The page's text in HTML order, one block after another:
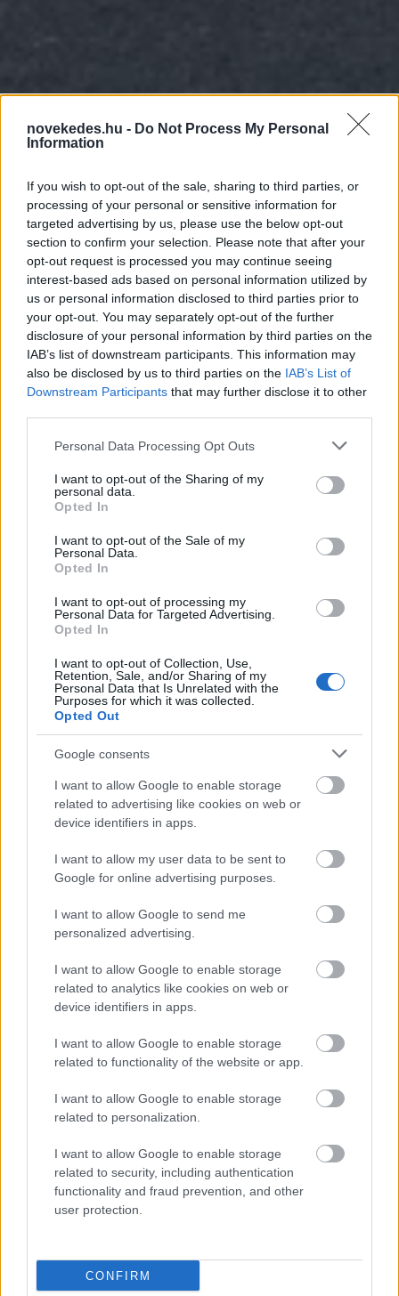
novekedes.hu - Do Not Process My Personal
Information
If you wish to opt-out of the sale, sharing to third parties, or
processing of your personal or sensitive information for
targeted advertising by us, please use the below opt-out
section to confirm your selection. Please note that after your
opt-out request is processed you may continue seeing
interest-based ads based on personal information utilized by
us or personal information disclosed to third parties prior to
your opt-out. You may separately opt-out of the further
disclosure of your personal information by third parties on the
IAB’s list of downstream participants. This information may
also be disclosed by us to third parties on the IAB’s List of
Downstream Participants that may further disclose it to other
Please note that this website/app uses one or more Google
not limited to your visit or usage behaviour. You may click to
grant or deny consent to Google and its third-party tags to
use your data for below specified purposes in below Google
consent section.
Personal Data Processing Opt Outs
I want to opt-out of the Sharing of my
personal data.
Opted In
I want to opt-out of the Sale of my
Personal Data.
Opted In
I want to opt-out of processing my
Personal Data for Targeted Advertising.
Opted In
I want to opt-out of Collection, Use,
Retention, Sale, and/or Sharing of my
Personal Data that Is Unrelated with the
Purposes for which it was collected.
Opted Out
Google consents
I want to allow Google to enable storage
related to advertising like cookies on web or
device identifiers in apps.
I want to allow my user data to be sent to
Google for online advertising purposes.
I want to allow Google to send me
personalized advertising.
I want to allow Google to enable storage
related to analytics like cookies on web or
device identifiers in apps.
I want to allow Google to enable storage
related to functionality of the website or app.
I want to allow Google to enable storage
related to personalization.
I want to allow Google to enable storage
related to security, including authentication
functionality and fraud prevention, and other
user protection.
CONFIRM
Ezek a modellek kapták
az Év Magyar Autója
elismerést
AUTÓ 2026. MÁJ. 29. MTI
Átadták az Év Magyar Autója 2026 díjakat
ma Zalaegerszegen. A hazai gyártású autók
kategóriájában a BMW iX3 nyerte el a
szakmai zsűri által odaítélt az Év Magyar
Autója 2026 díjat, a közönségdíjat pedig 50
jelölt autó közül a Suzuki S-Cross kapta meg.
A pénteken Zalagerszegen megtartott az Év Magyar Autója
2026 díjátadó ünnepségen tucatnyi kategóriában hirdettek
eredményt az Autós Nagykoalíció, a Zöldjárműipar.hu és a
Zalaegerszeg Zöld Energia és Fenntarthatóság Konferencia
Nagykoalíció elnöke és Palkovics László, az Autóipari
szakújságírók által odaítélt elismeréseket.
a kedvező árú autók kategóriájában a Fiat
Grande Panda modellnek ítélték,
a családi autó kategóriában a Citroen C5
Aircross nyert, a flottaautó kategóriában a
Skoda Octavia TDI érdemelte ki a díjat. A kis
Volkswagen T-Roc, a közepes és nagy méretű